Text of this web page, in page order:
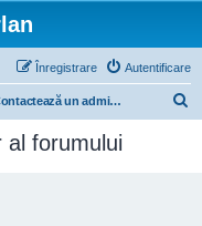
Autentificare
Înregistrare
Contactează un administrator al forumului
al forumului